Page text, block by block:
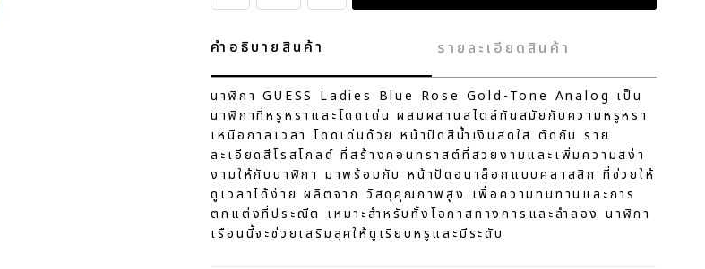
คำอธิบายสินค้า รายละเอียดสินค้า
นาฬิกา GUESS Ladies Blue Rose Gold-Tone Analog เป็น
นาฬิกาที่หรูหราและโดดเด่น ผสมผสานสไตล์ทันสมัยกับความหรูหรา
เหนือกาลเวลา โดดเด่นด้วย หน้าปัดสีน้ำเงินสดใส ตัดกับ ราย
ละเอียดสีโรสโกลด์ ที่สร้างคอนทราสต์ที่สวยงามและเพิ่มความสง่า
งามให้กับนาฬิกา มาพร้อมกับ หน้าปัดอนาล็อกแบบคลาสสิก ที่ช่วยให้
ดูเวลาได้ง่าย ผลิตจาก วัสดุคุณภาพสูง เพื่อความทนทานและการ
ตกแต่งที่ประณีต เหมาะสำหรับทั้งโอกาสทางการและลำลอง นาฬิกา
เรือนนี้จะช่วยเสริมลุคให้ดูเรียบหรูและมีระดับ